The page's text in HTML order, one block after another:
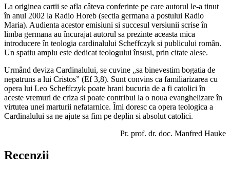
La originea cartii se afla câteva conferinte pe care autorul le-a tinut
în anul 2002 la Radio Horeb (sectia germana a postului Radio
Maria). Audienta acestor emisiuni si succesul versiunii scrise în
limba germana au încurajat autorul sa prezinte aceasta mica
introducere în teologia cardinalului Scheffczyk si publicului român.
Un spatiu amplu este dedicat teologului însusi, prin citate alese.
Urmând deviza Cardinalului, se cuvine „sa binevestim bogatia de
nepatruns a lui Cristos” (Ef 3,8). Sunt convins ca familiarizarea cu
opera lui Leo Scheffczyk poate hrani bucuria de a fi catolici în
aceste vremuri de criza si poate contribui la o noua evanghelizare în
virtutea unei marturii nefatarnice. Îmi doresc ca opera teologica a
Cardinalului sa ne ajute sa fim pe deplin si absolut catolici.
Pr. prof. dr. doc. Manfred Hauke
Recenzii